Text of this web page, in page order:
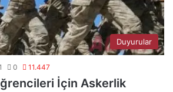
Duyurular
0 11.447
İçin Askerlik